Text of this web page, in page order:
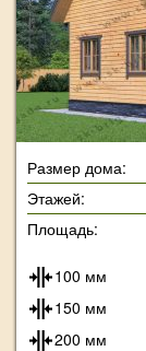
Размер дома:
Этажей:
Площадь:
100 мм
150 мм
200 мм